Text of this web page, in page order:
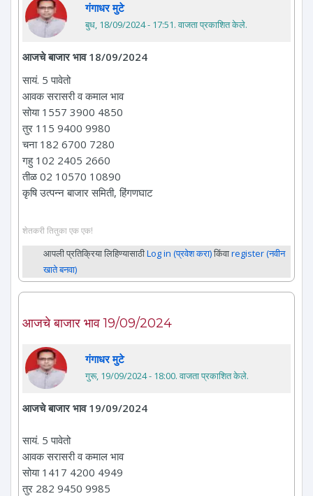
गंगाधर मुटे
बुध, 18/09/2024 - 17:51. वाजता प्रकाशित केले.
आजचे बाजार भाव 18/09/2024
सायं. 5 पावेतो
आवक सरासरी व कमाल भाव
सोया 1557 3900 4850
तुर 115 9400 9980
चना 182 6700 7280
गहु 102 2405 2660
तीळ 02 10570 10890
कृषि उत्पन्न बाजार समिती, हिंगणघाट
शेतकरी तितुका एक एक!
आपली प्रतिक्रिया लिहिण्यासाठीLog in (प्रवेश करा)किंवाregister (नवीन
खाते बनवा)
आजचे बाजार भाव 19/09/2024
गंगाधर मुटे
गुरू, 19/09/2024 - 18:00. वाजता प्रकाशित केले.
आजचे बाजार भाव 19/09/2024
सायं. 5 पावेतो
आवक सरासरी व कमाल भाव
सोया 1417 4200 4949
तुर 282 9450 9985